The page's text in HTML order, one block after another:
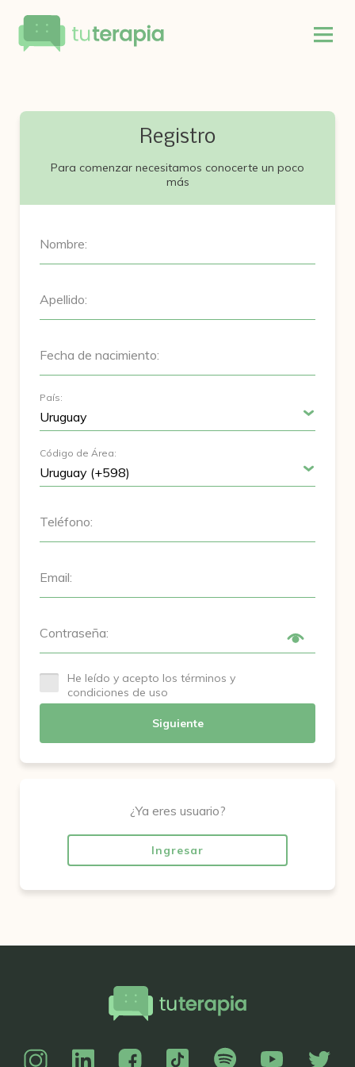
Registro
Para comenzar necesitamos conocerte un poco
más
Nombre:
Apellido:
Fecha de nacimiento:
País:
Código de Área:
Teléfono:
Email:
Contraseña:
He leído y acepto los términos y
condiciones de uso
Siguiente
¿Ya eres usuario?
Ingresar